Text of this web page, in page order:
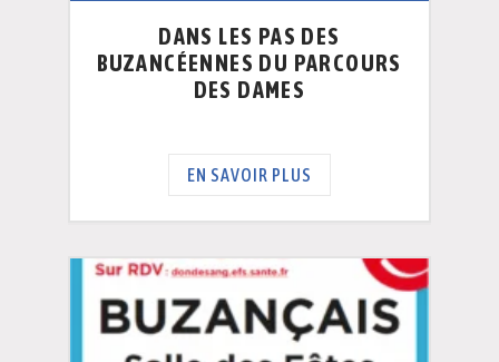
DANS LES PAS DES
BUZANCÉENNES DU PARCOURS
DES DAMES
EN SAVOIR PLUS